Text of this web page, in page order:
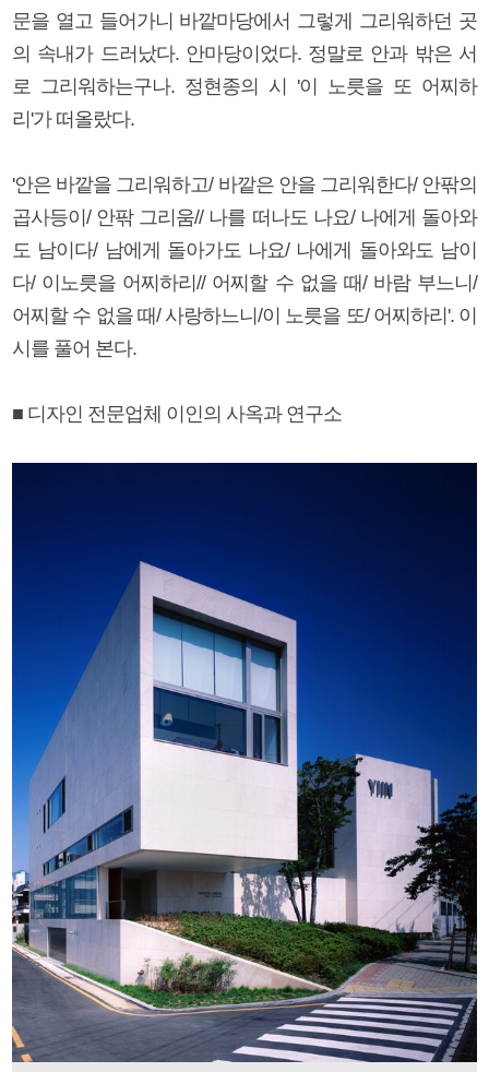
문을 열고 들어가니 바깥마당에서 그렇게 그리워하던 곳
의 속내가 드러났다. 안마당이었다. 정말로 안과 밖은 서
로 그리워하는구나. 정현종의 시 '이 노릇을 또 어찌하
리'가 떠올랐다.
'안은 바깥을 그리워하고/ 바깥은 안을 그리워한다/ 안팎의
곱사등이/ 안팎 그리움// 나를 떠나도 나요/ 나에게 돌아와
도 남이다/ 남에게 돌아가도 나요/ 나에게 돌아와도 남이
다/ 이노릇을 어찌하리// 어찌할 수 없을 때/ 바람 부느니/
어찌할 수 없을 때/ 사랑하느니/이 노릇을 또/ 어찌하리'. 이
시를 풀어 본다.
■ 디자인 전문업체 이인의 사옥과 연구소